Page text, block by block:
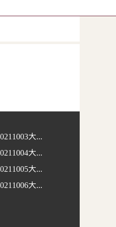
《探索·发现》20211003大足石刻：石头上的世界第1集愿者之力
《探索·发现》20211004大足石刻：石头上的世界第2集山崖上的宋
《探索·发现》20211005大足石刻：石头上的世界第3集美的守望
《探索·发现》20211006大足石刻：石头上的世界第4集造像里的密码